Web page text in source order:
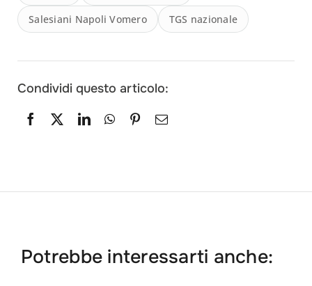
Salesiani Napoli Vomero TGS nazionale
Condividi questo articolo:
Potrebbe interessarti anche: